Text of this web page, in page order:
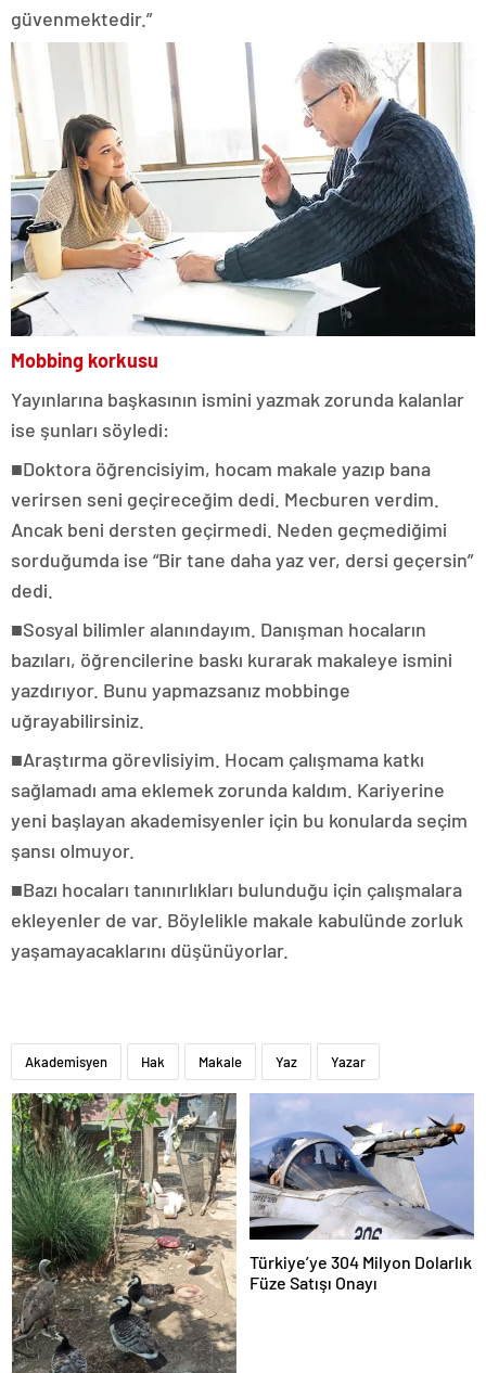
güvenmektedir.”
Mobbing korkusu
Yayınlarına başkasının ismini yazmak zorunda kalanlar
ise şunları söyledi:
■Doktora öğrencisiyim, hocam makale yazıp bana
verirsen seni geçireceğim dedi. Mecburen verdim.
Ancak beni dersten geçirmedi. Neden geçmediğimi
sorduğumda ise “Bir tane daha yaz ver, dersi geçersin”
dedi.
■Sosyal bilimler alanındayım. Danışman hocaların
bazıları, öğrencilerine baskı kurarak makaleye ismini
yazdırıyor. Bunu yapmazsanız mobbinge
uğrayabilirsiniz.
■Araştırma görevlisiyim. Hocam çalışmama katkı
sağlamadı ama eklemek zorunda kaldım. Kariyerine
yeni başlayan akademisyenler için bu konularda seçim
şansı olmuyor.
■Bazı hocaları tanınırlıkları bulunduğu için çalışmalara
ekleyenler de var. Böylelikle makale kabulünde zorluk
yaşamayacaklarını düşünüyorlar.
Akademisyen Hak Makale Yaz Yazar
Türkiye’ye 304 Milyon Dolarlık
Füze Satışı Onayı